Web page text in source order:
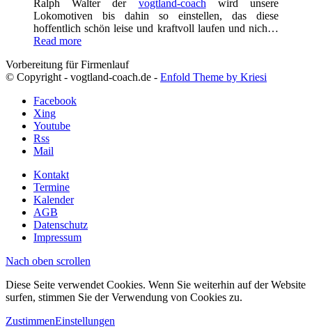
Ralph Walter der vogtland-coach wird unsere
Lokomotiven bis dahin so einstellen, das diese
hoffentlich schön leise und kraftvoll laufen und nich…
Read more
Vorbereitung für Firmenlauf
© Copyright - vogtland-coach.de - Enfold Theme by Kriesi
Facebook
Xing
Youtube
Rss
Mail
Kontakt
Termine
Kalender
AGB
Datenschutz
Impressum
Nach oben scrollen
Diese Seite verwendet Cookies. Wenn Sie weiterhin auf der Website
surfen, stimmen Sie der Verwendung von Cookies zu.
ZustimmenEinstellungen